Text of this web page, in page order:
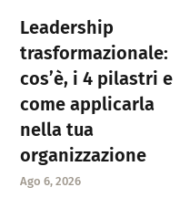
Leadership
trasformazionale:
cos’è, i 4 pilastri e
come applicarla
nella tua
organizzazione
Ago 6, 2026